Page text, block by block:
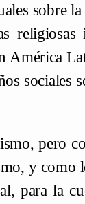
sobre
América
sociales
pero
y como
para la